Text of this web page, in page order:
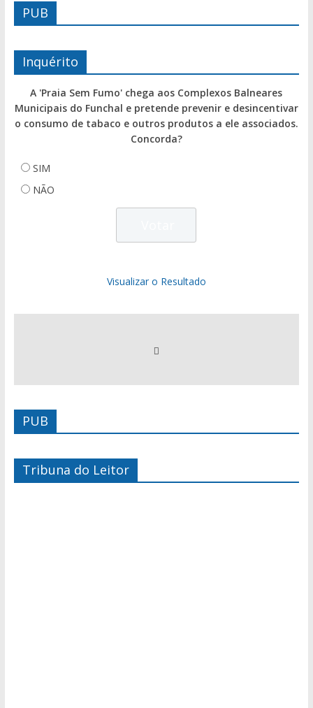
PUB
Inquérito
A 'Praia Sem Fumo' chega aos Complexos Balneares
Municipais do Funchal e pretende prevenir e desincentivar
o consumo de tabaco e outros produtos a ele associados.
Concorda?
SIM
NÃO
Visualizar o Resultado
PUB
Tribuna do Leitor